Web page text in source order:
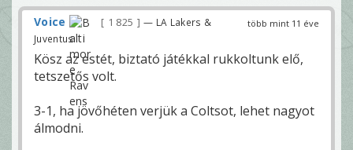
több mint 11 éve
Voice 1 825
— LA Lakers &
Juventus
Kösz az estét, biztató játékkal rukkoltunk elő,
tetszetős volt.
3-1, ha jövőhéten verjük a Coltsot, lehet nagyot
álmodni.